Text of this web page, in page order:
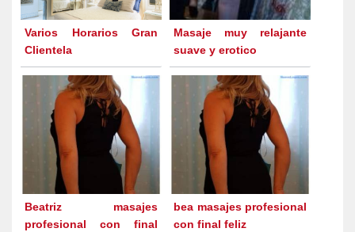
Varios Horarios Gran
Clientela
Masaje muy relajante
suave y erotico
Beatriz masajes
profesional con final
bea masajes profesional
con final feliz